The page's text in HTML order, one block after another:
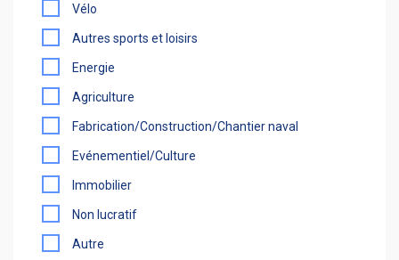
Vélo
Autres sports et loisirs
Energie
Agriculture
Fabrication/Construction/Chantier naval
Evénementiel/Culture
Immobilier
Non lucratif
Autre